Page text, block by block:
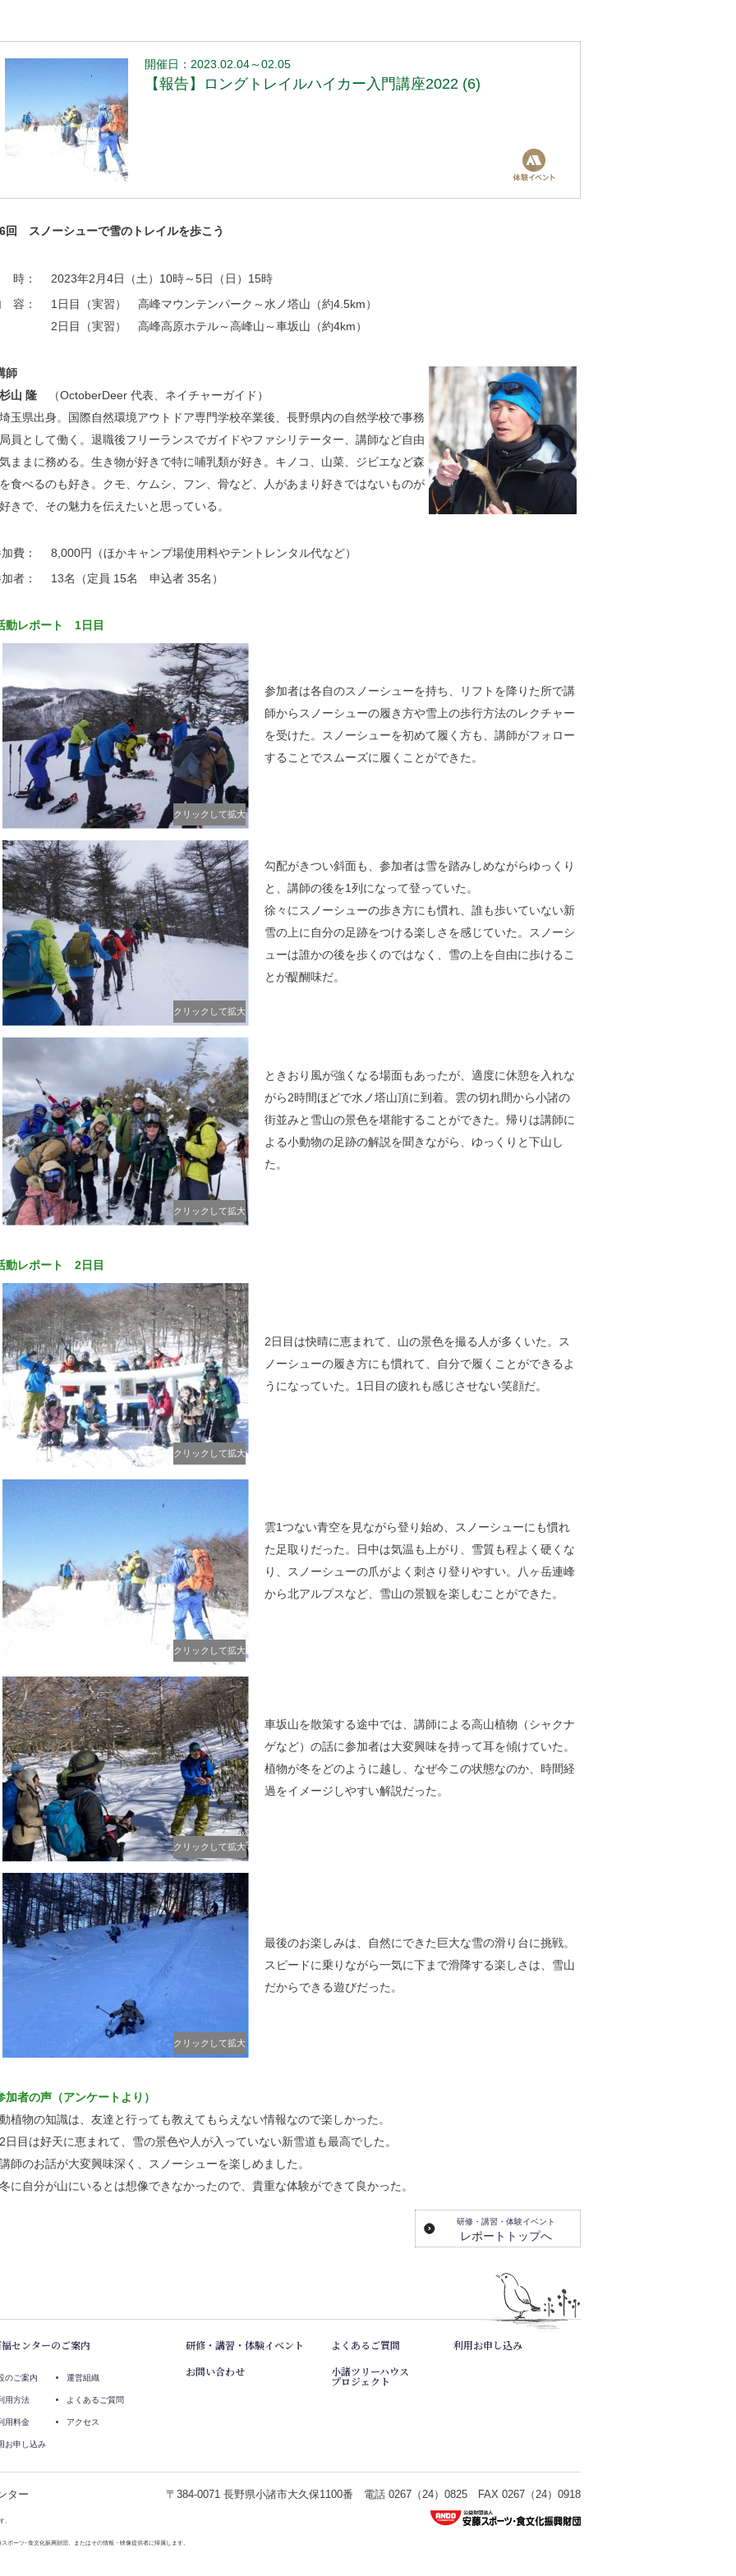
開催日：2023.02.04～02.05
【報告】ロングトレイルハイカー入門講座2022 (6)
回 スノーシューで雪のトレイルを歩こう
時：
2023年2月4日（土）10時～5日（日）15時
容：
1日目（実習） 高峰マウンテンパーク～水ノ塔山（約4.5km）
2日目（実習） 高峰高原ホテル～高峰山～車坂山（約4km）
師
杉山 隆 （OctoberDeer 代表、ネイチャーガイド）
埼玉県出身。国際自然環境アウトドア専門学校卒業後、長野県内の自然学校で事務
局員として働く。退職後フリーランスでガイドやファシリテーター、講師など自由
気ままに務める。生き物が好きで特に哺乳類が好き。キノコ、山菜、ジビエなど森
を食べるのも好き。クモ、ケムシ、フン、骨など、人があまり好きではないものが
好きで、その魅力を伝えたいと思っている。
費：
8,000円（ほかキャンプ場使用料やテントレンタル代など）
者：
13名（定員 15名 申込者 35名）
動レポート 1日目
クリックして拡大
参加者は各自のスノーシューを持ち、リフトを降りた所で講
師からスノーシューの履き方や雪上の歩行方法のレクチャー
を受けた。スノーシューを初めて履く方も、講師がフォロー
することでスムーズに履くことができた。
クリックして拡大
勾配がきつい斜面も、参加者は雪を踏みしめながらゆっくり
と、講師の後を1列になって登っていた。
徐々にスノーシューの歩き方にも慣れ、誰も歩いていない新
雪の上に自分の足跡をつける楽しさを感じていた。スノーシ
ューは誰かの後を歩くのではなく、雪の上を自由に歩けるこ
とが醍醐味だ。
クリックして拡大
ときおり風が強くなる場面もあったが、適度に休憩を入れな
がら2時間ほどで水ノ塔山頂に到着。雲の切れ間から小諸の
街並みと雪山の景色を堪能することができた。帰りは講師に
よる小動物の足跡の解説を聞きながら、ゆっくりと下山し
た。
動レポート 2日目
クリックして拡大
2日目は快晴に恵まれて、山の景色を撮る人が多くいた。ス
ノーシューの履き方にも慣れて、自分で履くことができるよ
うになっていた。1日目の疲れも感じさせない笑顔だ。
クリックして拡大
雲1つない青空を見ながら登り始め、スノーシューにも慣れ
た足取りだった。日中は気温も上がり、雪質も程よく硬くな
り、スノーシューの爪がよく刺さり登りやすい。八ヶ岳連峰
から北アルプスなど、雪山の景観を楽しむことができた。
クリックして拡大
車坂山を散策する途中では、講師による高山植物（シャクナ
ゲなど）の話に参加者は大変興味を持って耳を傾けていた。
植物が冬をどのように越し、なぜ今この状態なのか、時間経
過をイメージしやすい解説だった。
クリックして拡大
最後のお楽しみは、自然にできた巨大な雪の滑り台に挑戦。
スピードに乗りながら一気に下まで滑降する楽しさは、雪山
だからできる遊びだった。
加者の声（アンケートより）
動植物の知識は、友達と行っても教えてもらえない情報なので楽しかった。
2日目は好天に恵まれて、雪の景色や人が入っていない新雪道も最高でした。
講師のお話が大変興味深く、スノーシューを楽しめました。
冬に自分が山にいるとは想像できなかったので、貴重な体験ができて良かった。
研修・講習・体験イベント
レポートトップへ
センターのご案内
のご案内
用方法
用料金
お申し込み
運営組織
よくあるご質問
アクセス
研修・講習・体験イベント よくあるご質問
利用お申し込み
お問い合わせ
小諸ツリーハウス
プロジェクト
ター 〒384-0071 長野県小諸市大久保1100番 電話 0267（24）0825 FAX 0267（24）0918
。
ポーツ･食文化振興財団、またはその情報・映像提供者に帰属します。